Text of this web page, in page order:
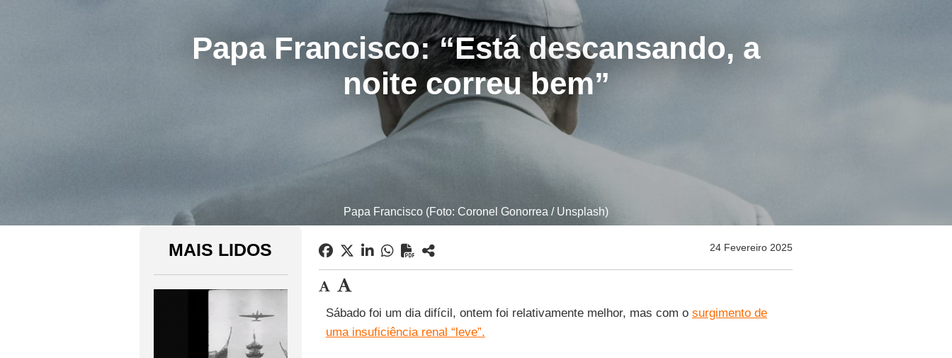
Papa Francisco: “Está descansando, a
noite correu bem”
Papa Francisco (Foto: Coronel Gonorrea / Unsplash)
MAIS LIDOS 24 Fevereiro 2025
Sábado foi um dia difícil, ontem foi relativamente melhor, mas com o surgimento de
uma insuficiência renal “leve”.